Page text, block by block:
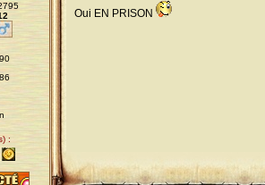
:
Oui EN PRISON